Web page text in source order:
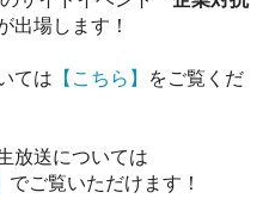
出場します！
ては 【こちら】 をご覧くだ
放送については
でご覧いただけます！